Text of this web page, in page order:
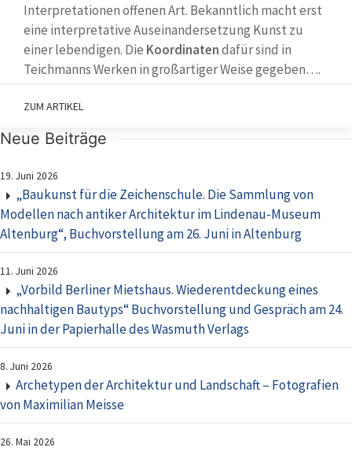
Interpretationen offenen Art. Bekanntlich macht erst
eine interpretative Auseinandersetzung Kunst zu
einer lebendigen. Die Koordinatendafür sind in
Teichmanns Werken in großartiger Weise gegeben….
ZUM ARTIKEL
Neue Beiträge
19. Juni 2026
„Baukunst für die Zeichenschule. Die Sammlung von
Modellen nach antiker Architektur im Lindenau-Museum
Altenburg“, Buchvorstellung am 26. Juni in Altenburg
11. Juni 2026
„Vorbild Berliner Mietshaus. Wiederentdeckung eines
nachhaltigen Bautyps“ Buchvorstellung und Gespräch am 24.
Juni in der Papierhalle des Wasmuth Verlags
8. Juni 2026
Archetypen der Architektur und Landschaft – Fotografien
von Maximilian Meisse
26. Mai 2026